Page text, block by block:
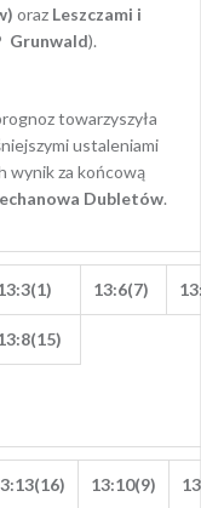
oraz Leszczami i
Grunwald).
towarzyszyła
ustaleniami
wynik za końcową
Dubletów.
13:6(7)
3:13(16) 13:10(9)